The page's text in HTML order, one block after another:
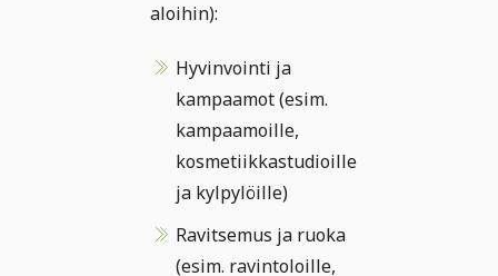
aloihin):
Hyvinvointi ja
kampaamot (esim.
kampaamoille,
kosmetiikkastudioille
ja kylpylöille)
Ravitsemus ja ruoka
(esim. ravintoloille,